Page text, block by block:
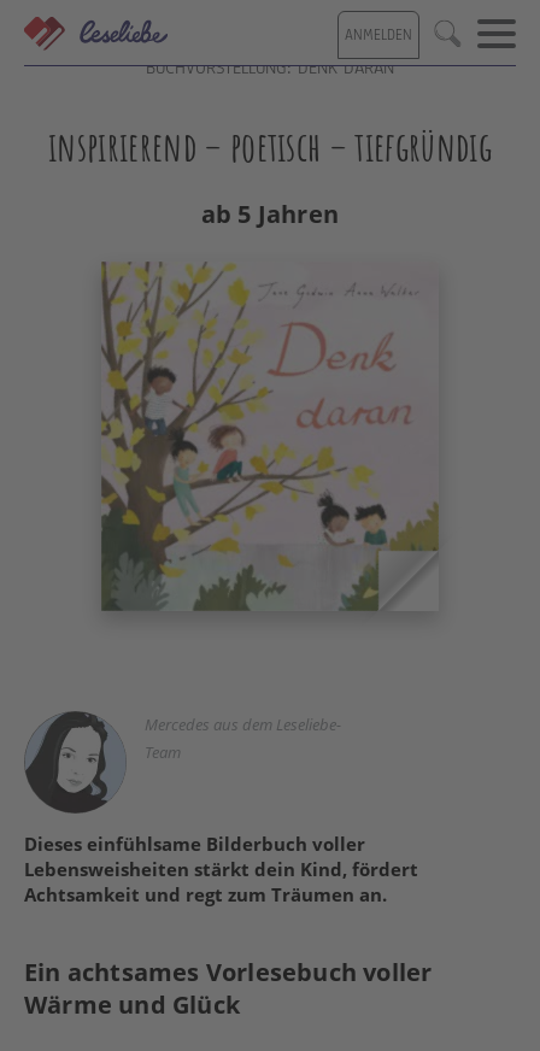
Direkt
zum
Inhalt
ANMELDEN Suche
BUCHVORSTELLUNG: DENK DARAN
inspirierend – poetisch – tiefgründig
ab 5 Jahren
Mercedes aus dem Leseliebe-
Team
Dieses einfühlsame Bilderbuch voller
Lebensweisheiten stärkt dein Kind, fördert
Achtsamkeit und regt zum Träumen an.
Ein achtsames Vorlesebuch voller
Wärme und Glück